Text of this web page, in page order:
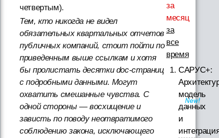
четвертым).
Тем, кто никогда не видел
обязательных квартальных отчетов
публичных компаний, стоит пойти по
приведенным выше ссылкам и хотя
бы пролистать десятки doc-страниц
с подробными данными. Могут
охватить смешанные чувства. С
одной стороны — восхищение и
зависть по поводу неотвратимого
соблюдению закона, исключающего
за
месяц
за
все
время
САРУС+:
модель
данных
и